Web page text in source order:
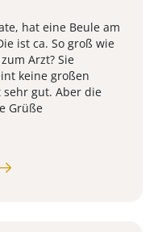
hat eine Beule am
ist ca. So groß wie
Arzt? Sie
keine großen
sehr gut. Aber die
Grüße